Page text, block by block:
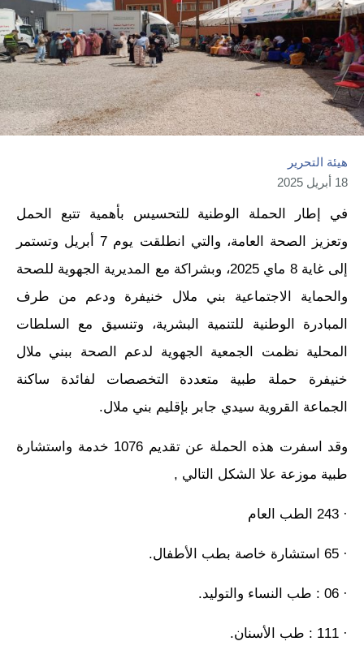
هيئة التحرير
18 أبريل 2025
في إطار الحملة الوطنية للتحسيس بأهمية تتبع الحمل
وتعزيز الصحة العامة، والتي انطلقت يوم 7 أبريل وتستمر
إلى غاية 8 ماي 2025، وبشراكة مع المديرية الجهوية للصحة
والحماية الاجتماعية بني ملال خنيفرة ودعم من طرف
المبادرة الوطنية للتنمية البشرية، وتنسيق مع السلطات
المحلية نظمت الجمعية الجهوية لدعم الصحة ببني ملال
خنيفرة حملة طبية متعددة التخصصات لفائدة ساكنة
الجماعة القروية سيدي جابر بإقليم بني ملال.
وقد اسفرت هذه الحملة عن تقديم 1076 خدمة واستشارة
طبية موزعة علا الشكل التالي ,
· 243 الطب العام
· 65 استشارة خاصة بطب الأطفال.
· 06 : طب النساء والتوليد.
· 111 : طب الأسنان.